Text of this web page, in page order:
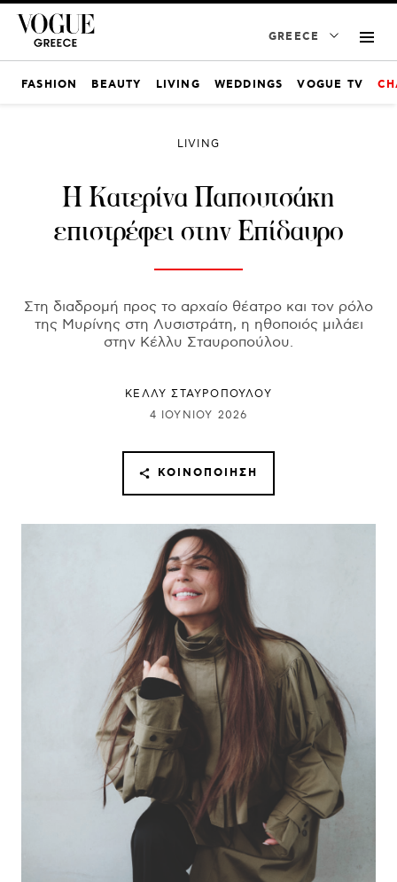
GREECE
FASHION BEAUTY LIVING WEDDINGS VOGUE TV
LIVING
Η Κατερίνα Παπουτσάκη
επιστρέφει στην Επίδαυρο
Στη διαδρομή προς το αρχαίο θέατρο και τον ρόλο
της Μυρίνης στη Λυσιστράτη, η ηθοποιός μιλάει
στην Κέλλυ Σταυροπούλου.
ΚΕΛΛΥ ΣΤΑΥΡΟΠΟΥΛΟΥ
4 ΙΟΥΝΊΟΥ 2026
ΚΟΙΝΟΠΟΊΗΣΗ